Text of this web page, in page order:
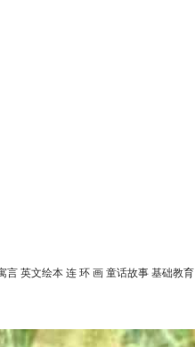
言 英文绘本 连 环 画 童话故事 基础教育